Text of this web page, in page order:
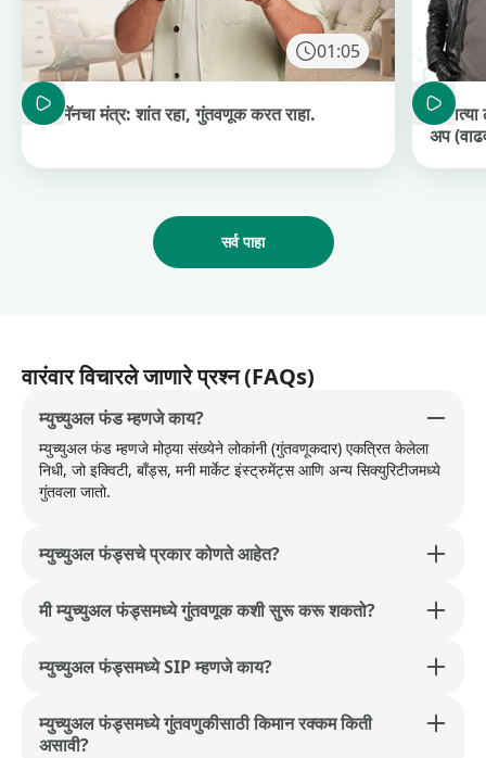
01:05
Duration: 1 minute and 5 seconds
हिटमॅनचा मंत्र: शांत रहा, गुंतवणूक करत राहा.
अप
सर्व पाहा
वारंवार विचारले जाणारे प्रश्न (FAQs)
म्युच्युअल फंड म्हणजे काय?
म्युच्युअल फंड म्हणजे मोठ्या संख्येने लोकांनी (गुंतवणूकदार) एकत्रित केलेला
निधी, जो इक्विटी, बाँड्स, मनी मार्केट इंस्ट्रुमेंट्स आणि अन्य सिक्युरिटीजमध्ये
गुंतवला जातो.
म्युच्युअल फंड्सचे प्रकार कोणते आहेत?
मी म्युच्युअल फंड्समध्ये गुंतवणूक कशी सुरू करू शकतो?
म्युच्युअल फंड्समध्ये SIP म्हणजे काय?
म्युच्युअल फंड्समध्ये गुंतवणुकीसाठी किमान रक्कम किती
असावी?